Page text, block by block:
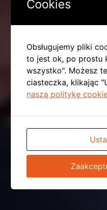
Cookies
Obsługujemy pliki
to jest ok, po prostu
wszystko". Możesz
ciasteczka, klikając
naszą politykę